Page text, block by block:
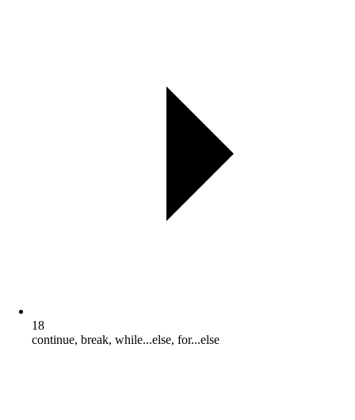
18
continue, break, while...else, for...else